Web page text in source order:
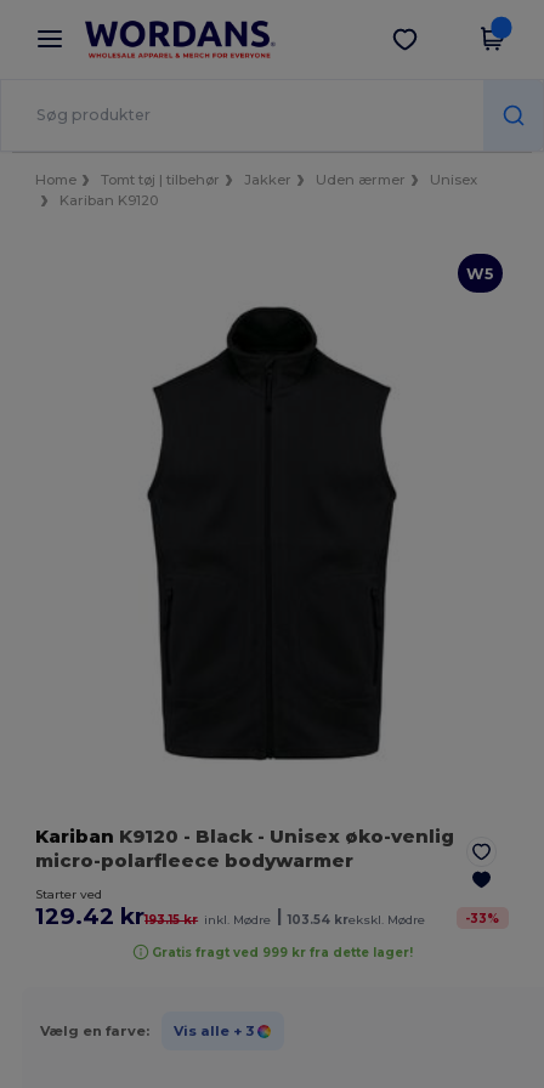
× Wordans-app
Bedre priser i appen!
Hent app
Home Tomt tøj | tilbehør Jakker Uden ærmer
Unisex
Kariban K9120
W5
Kariban K9120 - Black - Unisex øko-venlig
micro-polarfleece bodywarmer
Starter ved
129.42 kr193.15 kr inkl. Mødre 103.54 krekskl. Mødre -33%
Gratis fragt ved 999 kr fra dette lager!
Vælg en farve: Vis alle + 3